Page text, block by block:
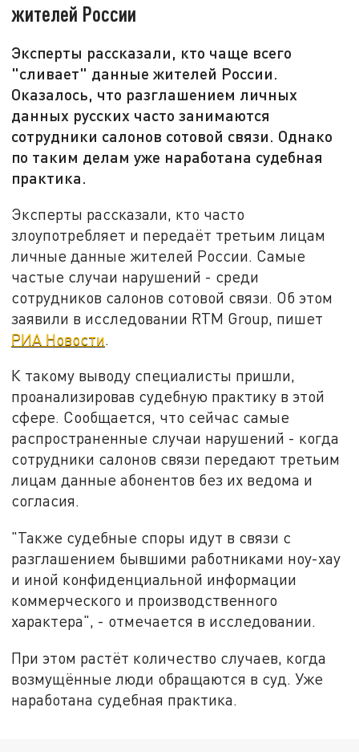
жителей России
Эксперты рассказали, кто чаще всего
"сливает" данные жителей России.
Оказалось, что разглашением личных
данных русских часто занимаются
сотрудники салонов сотовой связи. Однако
по таким делам уже наработана судебная
практика.
Эксперты рассказали, кто часто
злоупотребляет и передаёт третьим лицам
личные данные жителей России. Самые
частые случаи нарушений - среди
сотрудников салонов сотовой связи. Об этом
заявили в исследовании RTM Group, пишет
РИА Новости.
К такому выводу специалисты пришли,
проанализировав судебную практику в этой
сфере. Сообщается, что сейчас самые
распространенные случаи нарушений - когда
сотрудники салонов связи передают третьим
лицам данные абонентов без их ведома и
согласия.
"Также судебные споры идут в связи с
разглашением бывшими работниками ноу-хау
и иной конфиденциальной информации
коммерческого и производственного
характера", - отмечается в исследовании.
При этом растёт количество случаев, когда
возмущённые люди обращаются в суд. Уже
наработана судебная практика.